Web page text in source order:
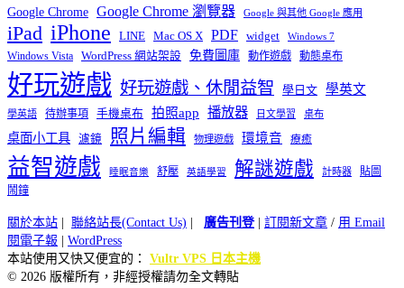
Google Chrome Google Chrome 瀏覽器 Google 與其他 Google 應用
iPad iPhone LINE Mac OS X PDF widget Windows 7
Windows Vista WordPress 網站架設 免費圖庫 動作遊戲 動態桌布
好玩遊戲 好玩遊戲、休閒益智 學日文 學英文
學英語 待辦事項 手機桌布 拍照app 播放器 日文學習 桌布
桌面小工具 濾鏡 照片編輯 物理遊戲 環境音 療癒
益智遊戲 睡眠音樂 舒壓 英語學習 解謎遊戲 計時器
貼圖
鬧鐘
關於本站 聯絡站長(Contact Us) 廣告刊登| 訂閱新文章 / 用 Email
閱電子報
WordPress
本站使用又快又便宜的： Vultr VPS 日本主機
© 2026 版權所有，非經授權請勿全文轉貼